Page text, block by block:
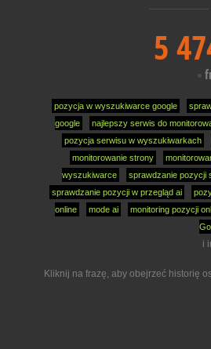
5
pozycja w wyszukiwarce google
google
najlepszy serwis do
pozycja serwisu w wyszukiwarkach
monitorowanie strony
wyszukiwarce
sprawdzanie pozycji
sprawdzanie pozycji w przegląd ai
online
mode ai monitoring pozycji
i
Kliknij na frazę, aby obejrzeć historię